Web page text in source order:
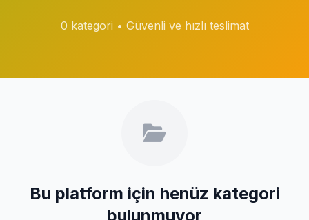
0 kategori • Güvenli ve hızlı teslimat
Bu platform için henüz kategori
bulunmuyor